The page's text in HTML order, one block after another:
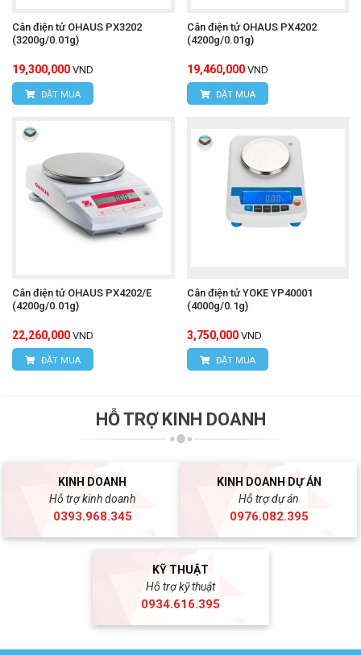
Cân điện tử OHAUS PX3202
(3200g/0.01g)
19,300,000 VND
ĐẶT MUA
Cân điện tử OHAUS PX4202
(4200g/0.01g)
19,460,000 VND
ĐẶT MUA
Cân điện tử OHAUS PX4202/E
(4200g/0.01g)
22,260,000 VND
ĐẶT MUA
Cân điện tử YOKE YP40001
(4000g/0.1g)
3,750,000 VND
ĐẶT MUA
HỖ TRỢ KINH DOANH
KINH DOANH
Hỗ trợ kinh doanh
0393.968.345
KINH DOANH DỰ ÁN
Hỗ trợ dự án
0976.082.395
KỸ THUẬT
Hỗ trợ kỹ thuật
0934.616.395